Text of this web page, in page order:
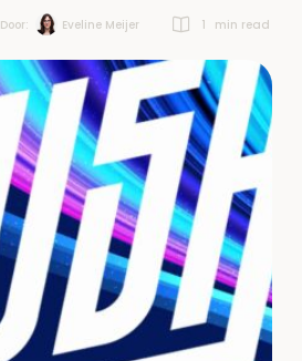
Door: Eveline Meijer 1 min read